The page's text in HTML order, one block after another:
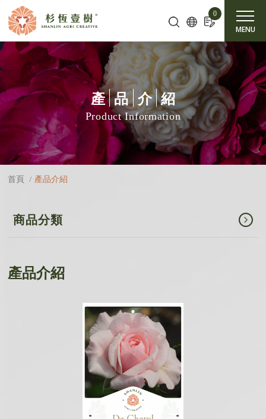
MENU
0
產 品 介 紹
Product Information
首頁 產品介紹
商品分類
產品介紹
Cookie管理面板